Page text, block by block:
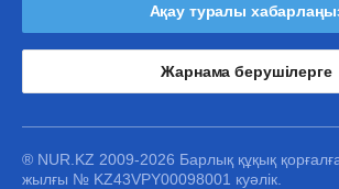
Ақау туралы
Жарнама берушілерге
® NUR.KZ 2009-2026 Барлық құқық
жылғы № KZ43VPY00098001 куәлік.